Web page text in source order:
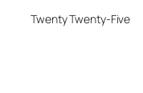
Twenty Twenty-Five